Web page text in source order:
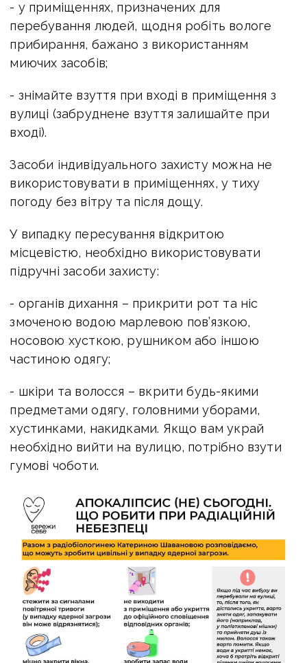
- у приміщеннях, призначених для
перебування людей, щодня робіть вологе
прибирання, бажано з використанням
миючих засобів;
- знімайте взуття при вході в приміщення з
вулиці (забруднене взуття залишайте при
вході).
Засоби індивідуального захисту можна не
використовувати в приміщеннях, у тиху
погоду без вітру та після дощу.
У випадку пересування відкритою
місцевістю, необхідно використовувати
підручні засоби захисту:
- органів дихання – прикрити рот та ніс
змоченою водою марлевою пов’язкою,
носовою хусткою, рушником або іншою
частиною одягу;
- шкіри та волосся – вкрити будь-якими
предметами одягу, головними уборами,
хустинками, накидками. Якщо вам украй
необхідно вийти на вулицю, потрібно взути
гумові чоботи.